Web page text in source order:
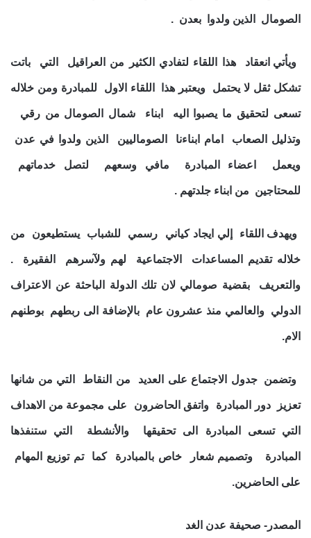
الصومال الذين ولدوا بعدن .
ويأتي انعقاد هذا اللقاء لتفادي الكثير من العراقيل التي باتت
تشكل ثقل لا يحتمل ويعتبر هذا اللقاء الاول للمبادرة ومن خلاله
تسعى لتحقيق ما يصبوا اليه ابناء شمال الصومال من رقي
وتذليل الصعاب امام ابناءنا الصوماليين الذين ولدوا في عدن
ويعمل اعضاء المبادرة مافي وسعهم لتصل خدماتهم
للمحتاجين من ابناء جلدتهم .
ويهدف اللقاء إلي ايجاد كياني رسمي للشباب يستطيعون من
خلاله تقديم المساعدات الاجتماعية لهم ولآسرهم الفقيرة .
والتعريف بقضية صومالي لان تلك الدولة الباحثة عن الاعتراف
الدولي والعالمي منذ عشرون عام بالإضافة الى ربطهم بوطنهم
الام.
وتضمن جدول الاجتماع على العديد من النقاط التي من شانها
تعزيز دور المبادرة واتفق الحاضرون على مجموعة من الاهداف
التي تسعى المبادرة الى تحقيقها والأنشطة التي ستنفذها
المبادرة وتصميم شعار خاص بالمبادرة كما تم توزيع المهام
على الحاضرين.
المصدر- صحيفة عدن الغد